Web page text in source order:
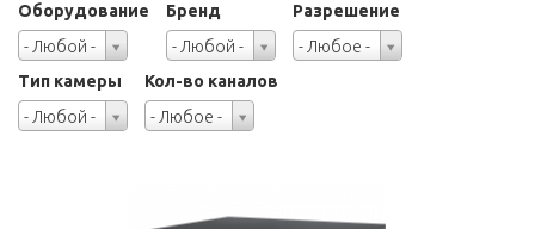
Оборудование
- Любой -
Оборудование
Бренд
- Любой -
Бренд
Разрешение
- Любое -
Разрешение
Тип камеры
- Любой -
Тип
камеры
Кол-во каналов
- Любое -
Кол-
во